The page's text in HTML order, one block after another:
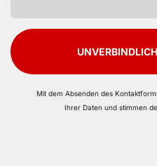
Mit dem Absenden des
Ihrer Daten und stimmen